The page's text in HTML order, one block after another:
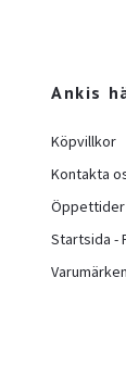
Ankis
Köpvillkor
Kontakta
Startsida -
Varumärken